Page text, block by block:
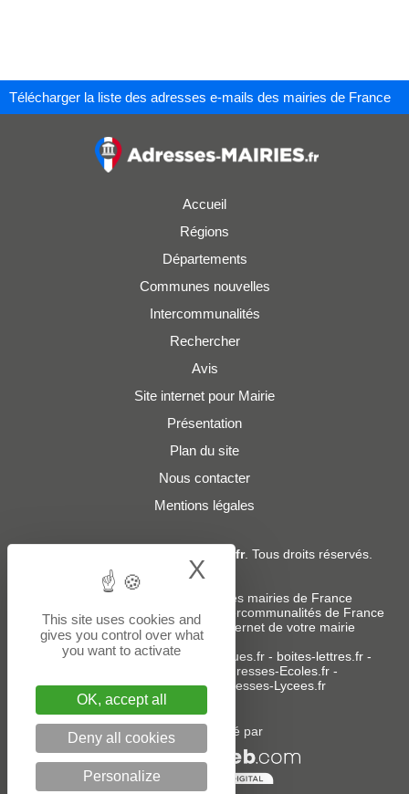
Télécharger la liste des adresses e-mails des mairies de France
Accueil
Régions
Départements
Communes nouvelles
Intercommunalités
Rechercher
Avis
Site internet pour Mairie
Présentation
Plan du site
Nous contacter
Mentions légales
Adresses-Mairies.fr. Tous droits réservés.
Services :
Liste des adresses e-mails des mairies de France
Liste des adresses e-mails des intercommunalités de France
-Création ou refonte du site internet de votre mairie
Sites partenaires:donneespubliques.fr- boites-lettres.fr-
Adresses-Ecoles.fr -
Adresses-Colleges.fr- Adresses-Lycees.fr
Un service édité par
This site uses cookies and
gives you control over what
you want to activate
OK, accept all
Deny all cookies
Personalize
X